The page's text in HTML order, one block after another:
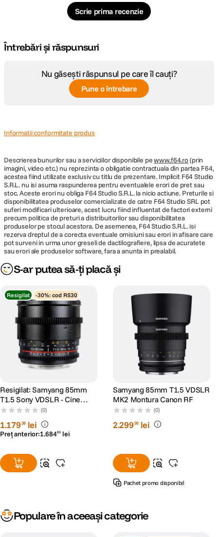
Scrie prima recenzie
Întrebări și răspunsuri
Nu găsești răspunsul pe care îl cauți?
Pune o întrebare
Informatii conformitate produs
Descrierea bunurilor sau a serviciilor disponibile pewww.f64.ro(prin
imagini, video etc.) nu reprezinta o obligatie contractuala din partea F64,
acestea fiind utilizate exclusiv cu titlu de prezentare. Implicit F64 Studio
S.R.L. nu isi asuma raspunderea pentru eventualele erori de pret sau
stoc. Aceste erori nu obliga F64 Studio S.R.L. la nicio actiune. Preturile si
disponibilitatea produselor comercializate de catre F64 Studio SRL pot
suferi modificari ulterioare, acest lucru fiind influentat de factori externi
precum politica de preturi a distribuitorilor sau disponibilitatea
produselor pe stocul acestora. De asemenea, F64 Studio S.R.L. isi
rezerva dreptul de a corecta eventuale omisiuni sau erori in afisare care
pot surveni in urma unor greseli de dactilografiere, lipsa de acuratete
sau erori ale produselor software, fara a anunta in prealabil.
S-ar putea să-ți placă și
Resigilat -30%: cod RS30
Resigilat: Samyang 85mm
T1.5 Sony VDSLR - Cine
Lens - RS125005932-1
(0)
1.17938 lei
Preț anterior:1.68483 lei
Samyang 85mm T1.5 VDSLR
MK2 Montura Canon RF
(0)
2.29900 lei
Pachet promo disponibil
Populare în aceeași categorie